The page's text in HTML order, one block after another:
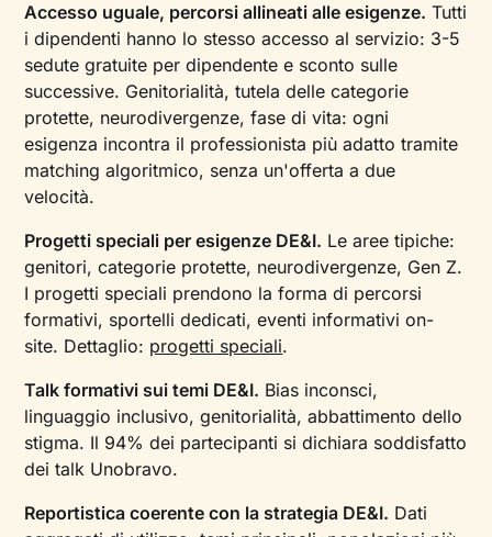
Accesso uguale, percorsi allineati alle esigenze. Tutti
i dipendenti hanno lo stesso accesso al servizio: 3-5
sedute gratuite per dipendente e sconto sulle
successive. Genitorialità, tutela delle categorie
protette, neurodivergenze, fase di vita: ogni
esigenza incontra il professionista più adatto tramite
matching algoritmico, senza un'offerta a due
velocità.
Progetti speciali per esigenze DE&I. Le aree tipiche:
genitori, categorie protette, neurodivergenze, Gen Z.
I progetti speciali prendono la forma di percorsi
formativi, sportelli dedicati, eventi informativi on-
site. Dettaglio: progetti speciali.
Talk formativi sui temi DE&I. Bias inconsci,
linguaggio inclusivo, genitorialità, abbattimento dello
stigma. Il 94% dei partecipanti si dichiara soddisfatto
dei talk Unobravo.
Reportistica coerente con la strategia DE&I. Dati